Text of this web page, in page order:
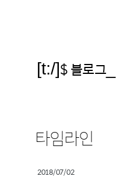
[t:/]$ 블로그
타임라인
2018/07/02